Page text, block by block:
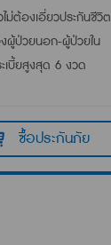
ม่ต้องเอี่ยวประกันชีวิต
ผู้ป่วยนอก-ผู้ป่วยใน
ะเบี้ยสูงสุด 6 งวด
ซื้อประกันภัย